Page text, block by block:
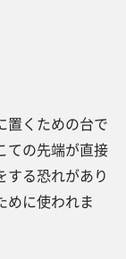
置くための台で
ての先端が直接
する恐れがあり
めに使われま